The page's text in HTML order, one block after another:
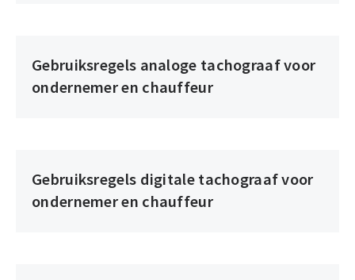
Gebruiksregels analoge tachograaf voor
ondernemer en chauffeur
Gebruiksregels digitale tachograaf voor
ondernemer en chauffeur